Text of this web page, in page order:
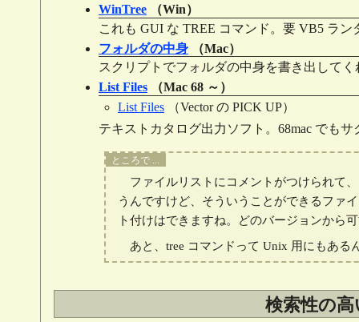
WinTree （Win）
これも GUI な TREE コマンド。要 VB5 ラン
フォルダの中身 （Mac）
スクリプトでフォルダの中身を書き出して
List Files （Mac 68 ～）
List Files （Vector の PICK UP）
テキストカタログ出力ソフト。68mac でも
ファイルリストにコメントがつけられて
うんですけど、そういうことができるファ
ト付けはできますね。どのバージョンから
あと、tree コマンドって Unix 用にもある
検索性の